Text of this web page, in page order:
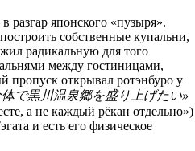
в разгар японского «пузыря».
собственные купальни,
радикальную для того
между гостиницами,
пропуск открывал ротэнбуро у
で黒川温泉郷を盛り上げたい»
а не каждый рёкан отдельно»)
и есть его физическое